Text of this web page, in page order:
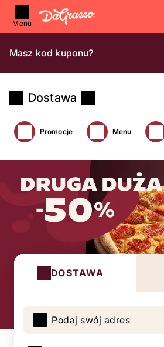
Menu
Masz kod kuponu?
Dostawa
Promocje Menu
DOSTAWA
Podaj swój adres